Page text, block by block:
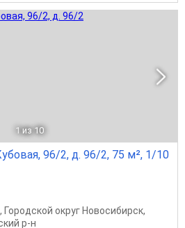
1 из 10
96/2, д. 96/2, 75 м², 1/10
, Городской округ Новосибирск,
р-н